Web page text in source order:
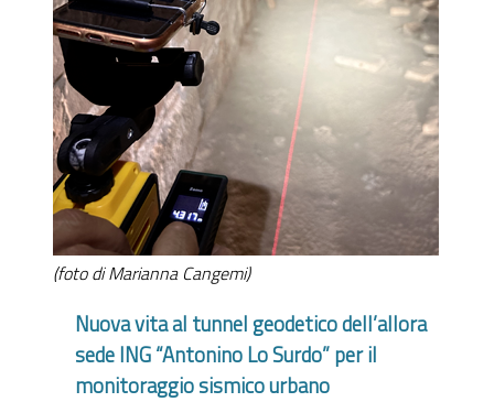
(foto di Marianna Cangemi)
Nuova vita al tunnel geodetico dell’allora
sede ING “Antonino Lo Surdo” per il
monitoraggio sismico urbano